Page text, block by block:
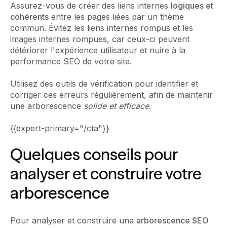
Assurez-vous de créer des liens internes logiques et
cohérents entre les pages liées par un thème
commun. Évitez les liens internes rompus et les
images internes rompues, car ceux-ci peuvent
détériorer l'expérience utilisateur et nuire à la
performance SEO de votre site.
Utilisez des outils de vérification pour identifier et
corriger ces erreurs régulièrement, afin de maintenir
une arborescence solide et efficace.
{{expert-primary="/cta"}}
Quelques conseils pour
analyser et construire votre
arborescence
Pour analyser et construire une arborescence SEO